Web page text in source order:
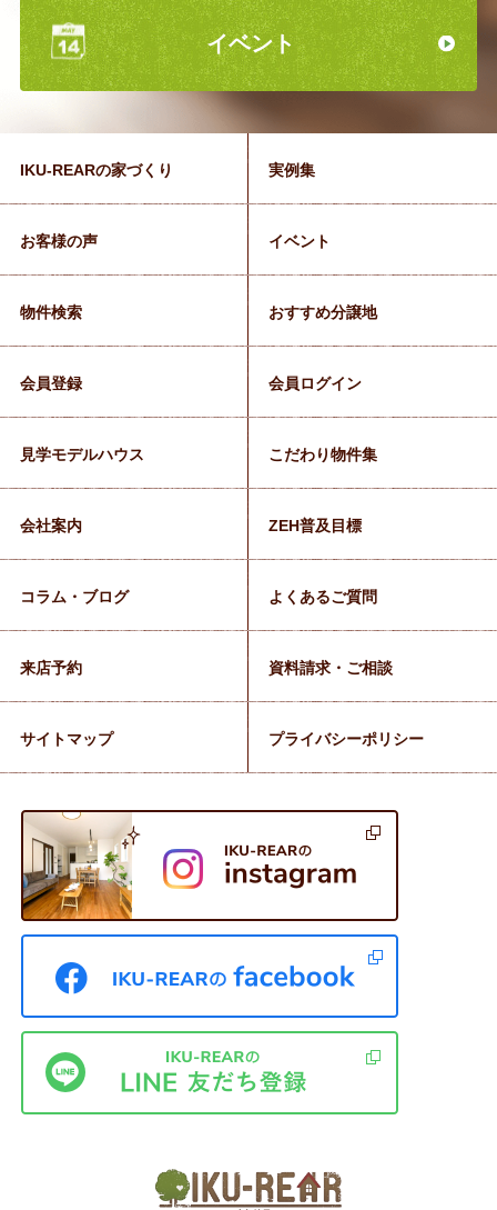
イベント
IKU-REARの家づくり 実例集
お客様の声 イベント
物件検索 おすすめ分譲地
会員登録 会員ログイン
見学モデルハウス こだわり物件集
会社案内 ZEH普及目標
コラム・ブログ よくあるご質問
来店予約 資料請求・ご相談
サイトマップ プライバシーポリシー